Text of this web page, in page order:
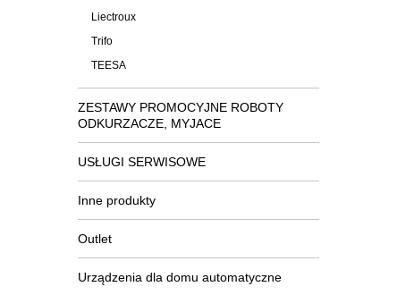
Liectroux
Trifo
TEESA
ZESTAWY PROMOCYJNE ROBOTY
ODKURZACZE, MYJACE
USŁUGI SERWISOWE
Inne produkty
Outlet
Urządzenia dla domu automatyczne